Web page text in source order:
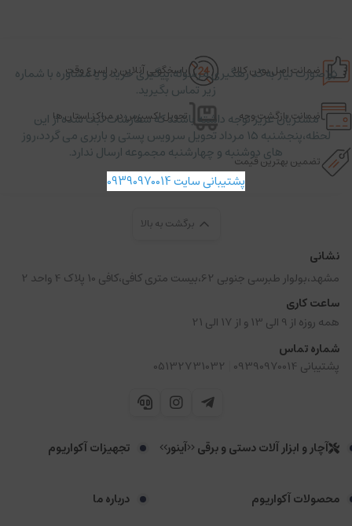
ضمانت اصل بودن کالا پاسخگویی آنلاین در اسرع وقت
ضمانت بازگشت وجه تحویل اکسپرس در مراکز استان ها
تضمین بهترین قیمت
برگشت به بالا
نشانی
مشهد،بولوار طبرسی جنوبی 62،بیست متری کافی،کافی 10 پلاک 4 واحد 2
ساعت کاری
همه روزه از 9 الی 13 و از 17 الی 21
شماره تماس
پشتیبانی 09390970014
05132731032
آچار و ابزار آلات دستی و برقی <<آینور>> تجهیزات آکواریوم
محصولات آکواریوم درباره ما
در صورت نیاز به کد رهگیری مرسوله،پیگیری خرید و یا مشاوره با شماره
زیر تماس بگیرید.
مشتریان عزیز توجه داشته باشند که سفارشات ثبت شده از این
لحظه،پنجشنبه ۱۵ مرداد تحویل سرویس پستی و باربری می گردد،روز
های دوشنبه و چهارشنبه مجموعه ارسال ندارد.
پشتیبانی سایت 09390970014